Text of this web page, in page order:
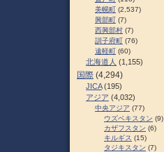
美幌町 (2,537)
興部町 (7)
西興部村 (7)
訓子府町 (76)
遠軽町 (60)
北海道人 (1,155)
国際 (4,294)
JICA(195)
アジア (4,032)
中央アジア (77)
ウズベキスタン (9)
カザフスタン (6)
キルギス (15)
タジキスタン (7)